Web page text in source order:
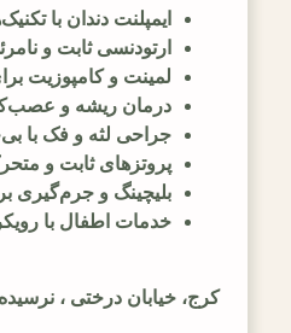
ایمپلنت دندان با
ارتودنسی ثابت و
لمینت و کامپوزیت
درمان ریشه و
جراحی لثه و فک با
پروتزهای ثابت و
بلیچینگ و جرم‌گیری
خدمات اطفال با
کرج، خیابان درختی ،